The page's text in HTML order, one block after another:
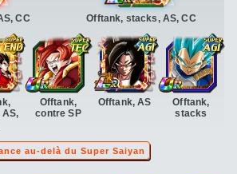
CC
Offtank,
contre SP
Offtank, AS
Offtank,
stacks
Offtank, stacks, AS, CC
au-delà du Super Saiyan